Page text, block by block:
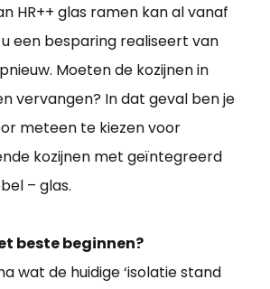
HR++ glas ramen kan al vanaf
een besparing realiseert van
Moeten de kozijnen in
vervangen? In dat geval ben je
meteen te kiezen voor
kozijnen met geïntegreerd
– glas.
beste beginnen?
wat de huidige ‘isolatie stand